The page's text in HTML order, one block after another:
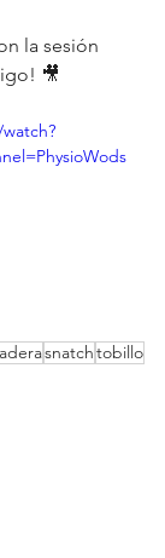
la sesión
🎥
snatchtobillo